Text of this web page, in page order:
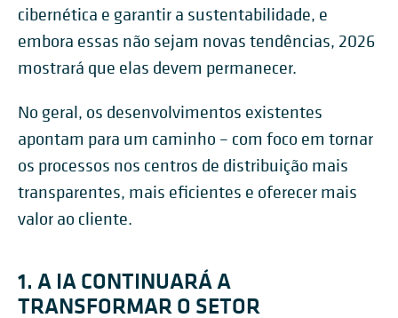
cibernética e garantir a sustentabilidade, e
embora essas não sejam novas tendências, 2026
mostrará que elas devem permanecer.
No geral, os desenvolvimentos existentes
apontam para um caminho – com foco em tornar
os processos nos centros de distribuição mais
transparentes, mais eficientes e oferecer mais
valor ao cliente.
1. A IA CONTINUARÁ A
TRANSFORMAR O SETOR